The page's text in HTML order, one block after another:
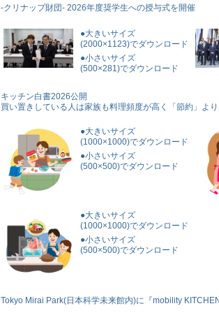
-クリナップ財団- 2026年度奨学生への授与式を開催
●大きいサイズ
(2000×1123)でダウンロード
●小さいサイズ
(500×281)でダウンロード
キッチン白書2026公開
買い置きしている人は家族も料理頻度が高く「節約」よ
●大きいサイズ
(1000×1000)でダウンロード
●小さいサイズ
(500×500)でダウンロード
●大きいサイズ
(1000×1000)でダウンロード
●小さいサイズ
(500×500)でダウンロード
Tokyo Mirai Park(日本科学未来館内)に『mobility